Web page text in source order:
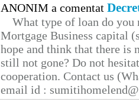
ANONIM a comentat
What type of loan do you
Mortgage Business capital
hope and think that there is
still not gone? Do not
cooperation. Contact us
email id :